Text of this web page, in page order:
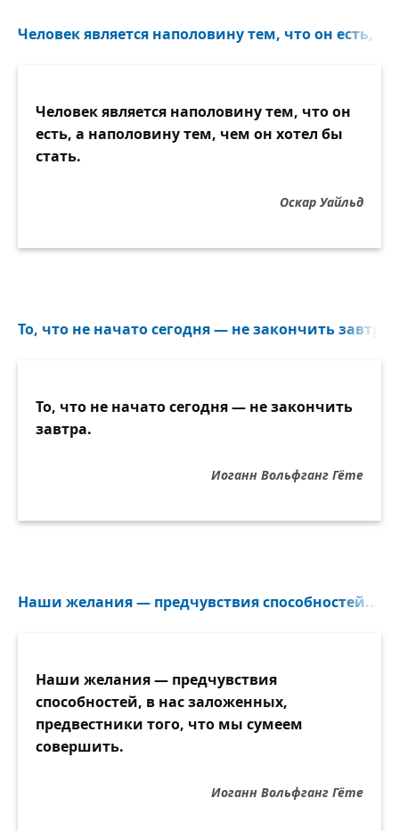
Человек является наполовину тем, что он есть, а
Человек является наполовину тем, что он
есть, а наполовину тем, чем он хотел бы
стать.
Оскар Уайльд
То, что не начато сегодня — не закончить
То, что не начато сегодня — не закончить
завтра.
Иоганн Вольфганг Гёте
Наши желания — предчувствия способностей...
Наши желания — предчувствия
способностей, в нас заложенных,
предвестники того, что мы сумеем
совершить.
Иоганн Вольфганг Гёте